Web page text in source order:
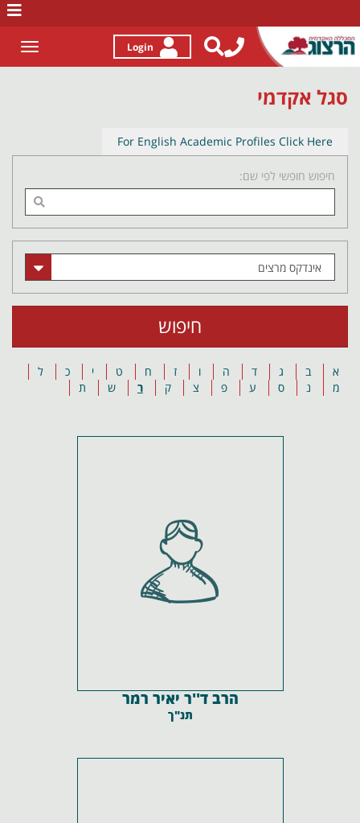
לתוכן
Login
סגל אקדמי
For English Academic Profiles Click Here
חיפוש חופשי לפי שם:
חיפוש
א ב ג ד ה ו ז ח ט י כ
ל
מ
נ ס ע פ צ ק ר ש ת
הרב ד''ר יאיר רמר
תנ"ך